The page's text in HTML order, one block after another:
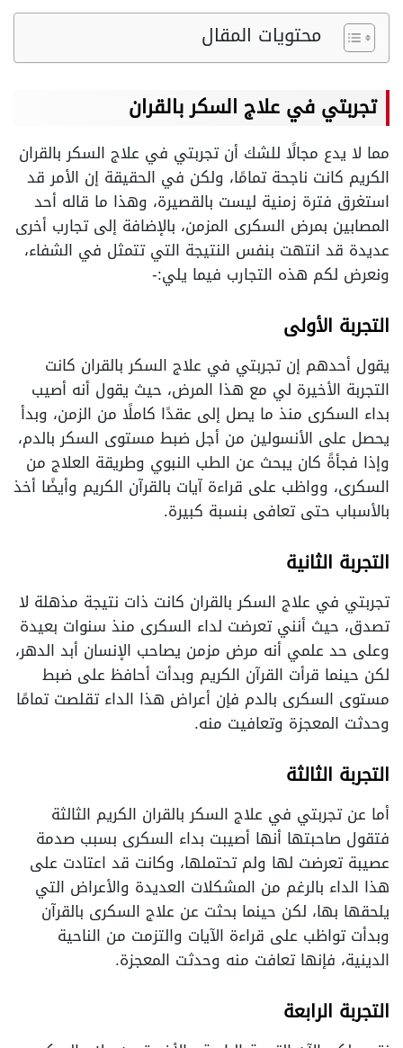
محتويات المقال
تجربتي في علاج السكر بالقران
مما لا يدع مجالًا للشك أن تجربتي في علاج السكر بالقران
الكريم كانت ناجحة تمامًا، ولكن في الحقيقة إن الأمر قد
استغرق فترة زمنية ليست بالقصيرة، وهذا ما قاله أحد
المصابين بمرض السكرى المزمن، بالإضافة إلى تجارب أخرى
عديدة قد انتهت بنفس النتيجة التي تتمثل في الشفاء،
ونعرض لكم هذه التجارب فيما يلي:-
التجربة الأولى
يقول أحدهم إن تجربتي في علاج السكر بالقران كانت
التجربة الأخيرة لي مع هذا المرض، حيث يقول أنه أصيب
بداء السكرى منذ ما يصل إلى عقدًا كاملًا من الزمن، وبدأ
يحصل على الأنسولين من أجل ضبط مستوى السكر بالدم،
وإذا فجأةً كان يبحث عن الطب النبوي وطريقة العلاج من
السكرى، وواظب على قراءة آيات بالقرآن الكريم وأيضًا أخذ
بالأسباب حتى تعافى بنسبة كبيرة.
التجربة الثانية
تجربتي في علاج السكر بالقران كانت ذات نتيجة مذهلة لا
تصدق، حيث أنني تعرضت لداء السكرى منذ سنوات بعيدة
وعلى حد علمي أنه مرض مزمن يصاحب الإنسان أبد الدهر،
لكن حينما قرأت القرآن الكريم وبدأت أحافظ على ضبط
مستوى السكرى بالدم فإن أعراض هذا الداء تقلصت تمامًا
وحدثت المعجزة وتعافيت منه.
التجربة الثالثة
أما عن تجربتي في علاج السكر بالقران الكريم الثالثة
فتقول صاحبتها أنها أصيبت بداء السكرى بسبب صدمة
عصيبة تعرضت لها ولم تحتملها، وكانت قد اعتادت على
هذا الداء بالرغم من المشكلات العديدة والأعراض التي
يلحقها بها، لكن حينما بحثت عن علاج السكرى بالقرآن
وبدأت تواظب على قراءة الآيات والتزمت من الناحية
الدينية، فإنها تعافت منه وحدثت المعجزة.
التجربة الرابعة